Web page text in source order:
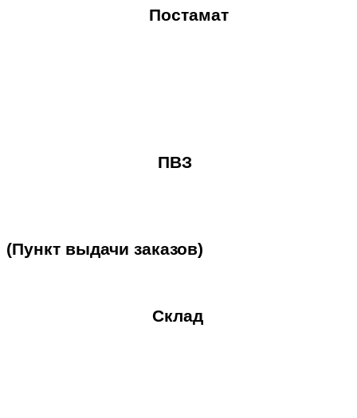
Постамат
ПВЗ
(Пункт выдачи заказов)
Склад